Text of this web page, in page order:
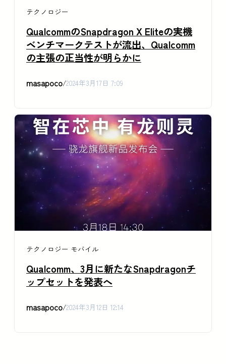
テクノロジー
QualcommのSnapdragon X Eliteの実機
ベンチマークテストが流出、Qualcomm
の主張の正当性が明らかに
masapoco/2024年3月17日 7:09
テクノロジー モバイル
Qualcomm、3月に新たなSnapdragonチ
ップセットを発表へ
masapoco/2024年3月12日 12:14